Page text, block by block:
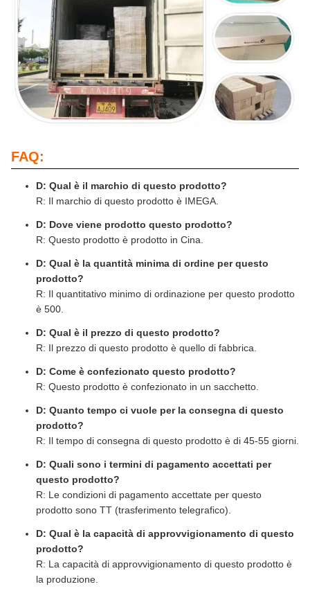
FAQ:
D: Qual è il marchio di questo prodotto?
R: Il marchio di questo prodotto è IMEGA.
D: Dove viene prodotto questo prodotto?
R: Questo prodotto è prodotto in Cina.
D: Qual è la quantità minima di ordine per questo
prodotto?
R: Il quantitativo minimo di ordinazione per questo prodotto
è 500.
D: Qual è il prezzo di questo prodotto?
R: Il prezzo di questo prodotto è quello di fabbrica.
D: Come è confezionato questo prodotto?
R: Questo prodotto è confezionato in un sacchetto.
D: Quanto tempo ci vuole per la consegna di questo
prodotto?
R: Il tempo di consegna di questo prodotto è di 45-55 giorni.
D: Quali sono i termini di pagamento accettati per
questo prodotto?
R: Le condizioni di pagamento accettate per questo
prodotto sono TT (trasferimento telegrafico).
D: Qual è la capacità di approvvigionamento di questo
prodotto?
R: La capacità di approvvigionamento di questo prodotto è
la produzione.